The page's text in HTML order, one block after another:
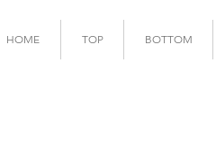
HOME TOP BOTTOM